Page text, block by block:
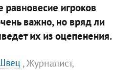
равновесие игроков
важно, но вряд ли
их из оцепенения.
, Журналист,